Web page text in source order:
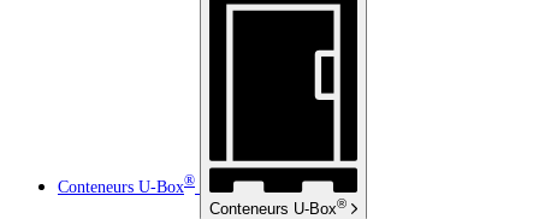
Conteneurs U-Box®
Conteneurs U-Box®